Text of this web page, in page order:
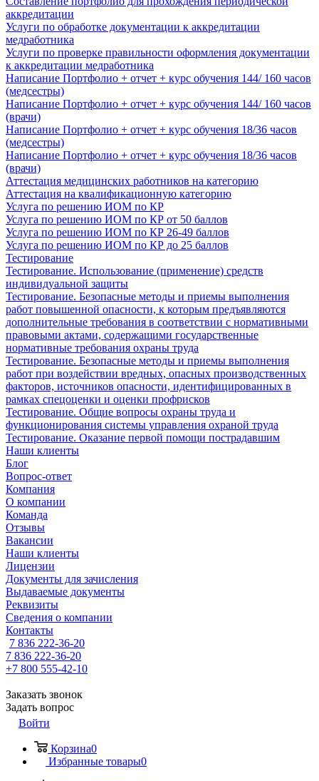
аккредитации
Услуги по обработке документации к аккредитации
медработника
Услуги по проверке правильности оформления документации
к аккредитации медработника
Написание Портфолио + отчет + курс обучения 144/ 160 часов
(медсестры)
Написание Портфолио + отчет + курс обучения 144/ 160 часов
(врачи)
Написание Портфолио + отчет + курс обучения 18/36 часов
(медсестры)
Написание Портфолио + отчет + курс обучения 18/36 часов
(врачи)
Аттестация медицинских работников на категорию
Аттестация на квалификационную категорию
Услуга по решению ИОМ по КР
Услуга по решению ИОМ по КР от 50 баллов
Услуга по решению ИОМ по КР 26-49 баллов
Услуга по решению ИОМ по КР до 25 баллов
Тестирование
Тестирование. Использование (применение) средств
индивидуальной защиты
Тестирование. Безопасные методы и приемы выполнения
работ повышенной опасности, к которым предъявляются
дополнительные требования в соответствии с нормативными
правовыми актами, содержащими государственные
нормативные требования охраны труда
Тестирование. Безопасные методы и приемы выполнения
работ при воздействии вредных, опасных производственных
факторов, источников опасности, идентифицированных в
рамках спецоценки и оценки профрисков
Тестирование. Общие вопросы охраны труда и
функционирования системы управления охраной труда
Тестирование. Оказание первой помощи пострадавшим
Наши клиенты
Блог
Вопрос-ответ
Компания
О компании
Команда
Отзывы
Вакансии
Наши клиенты
Лицензии
Документы для зачисления
Выдаваемые документы
Реквизиты
Сведения о компании
Контакты
7 836 222-36-20
7 836 222-36-20
+7 800 555-42-10
Заказать звонок
Задать вопрос
Войти
Корзина0
Избранные товары0